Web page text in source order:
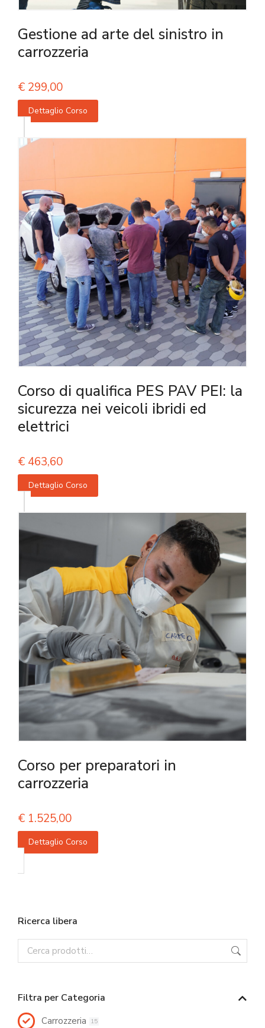
Gestione ad arte del sinistro in
carrozzeria
€ 299,00
Dettaglio Corso
Corso di qualifica PES PAV PEI: la
sicurezza nei veicoli ibridi ed
elettrici
€ 463,60
Dettaglio Corso
Corso per preparatori in
carrozzeria
€ 1.525,00
Dettaglio Corso
Ricerca libera
Filtra per Categoria
Carrozzeria 15